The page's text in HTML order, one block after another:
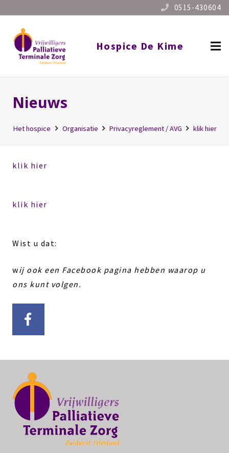
0515-430604
Hospice De Kime
Nieuws
Het hospice Organisatie Privacyreglement / AVG klik hier
klik hier
klik hier
Wist u dat:
wij ook een Facebook pagina hebben waarop u
ons kunt volgen.